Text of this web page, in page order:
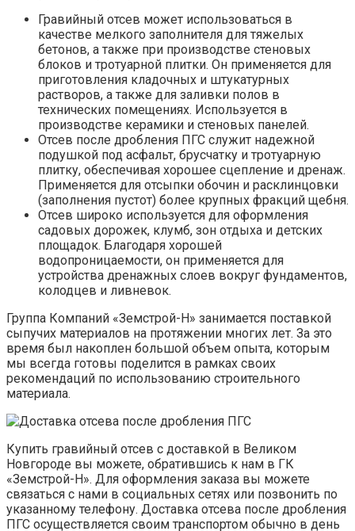
Гравийный отсев может использоваться в
качестве мелкого заполнителя для тяжелых
бетонов, а также при производстве стеновых
блоков и тротуарной плитки. Он применяется для
приготовления кладочных и штукатурных
растворов, а также для заливки полов в
технических помещениях. Используется в
производстве керамики и стеновых панелей.
Отсев после дробления ПГС служит надежной
подушкой под асфальт, брусчатку и тротуарную
плитку, обеспечивая хорошее сцепление и дренаж.
Применяется для отсыпки обочин и расклинцовки
(заполнения пустот) более крупных фракций щебня.
Отсев широко используется для оформления
садовых дорожек, клумб, зон отдыха и детских
площадок. Благодаря хорошей
водопроницаемости, он применяется для
устройства дренажных слоев вокруг фундаментов,
колодцев и ливневок.
Группа Компаний «Земстрой-Н» занимается поставкой
сыпучих материалов на протяжении многих лет. За это
время был накоплен большой объем опыта, которым
мы всегда готовы поделится в рамках своих
рекомендаций по использованию строительного
материала.
Купить гравийный отсев с доставкой в Великом
Новгороде вы можете, обратившись к нам в ГК
«Земстрой-Н». Для оформления заказа вы можете
связаться с нами в социальных сетях или позвонить по
указанному телефону. Доставка отсева после дробления
ПГС осуществляется своим транспортом обычно в день